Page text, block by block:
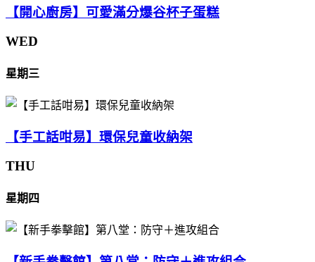
【開心廚房】可愛滿分爆谷杯子蛋糕
WED
星期三
【手工話咁易】環保兒童收納架
THU
星期四